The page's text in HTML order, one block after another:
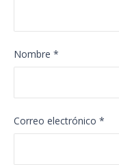
Nombre *
Correo electrónico *